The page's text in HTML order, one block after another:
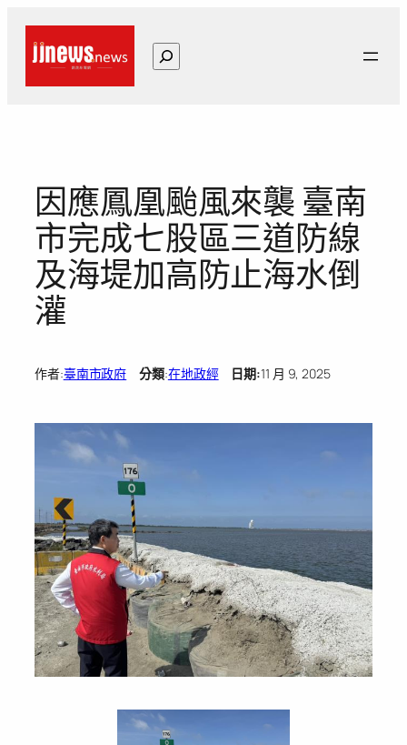
搜
尋
因應鳳凰颱風來襲 臺南
市完成七股區三道防線
及海堤加高防止海水倒
灌
作者:臺南市政府 分類:在地政經日期:11 月 9, 2025